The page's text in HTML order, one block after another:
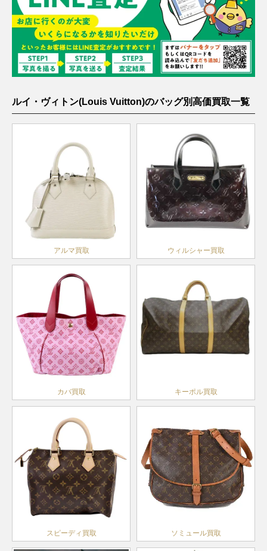
ルイ・ヴィトン(Louis Vuitton)のバッグ別高価買取一覧
アルマ買取 ウィルシャー買取
カバ買取 キーポル買取
スピーディ買取 ソミュール買取